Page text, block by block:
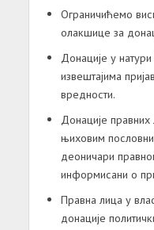
Ограничићемо
олакшице за
Донације у
извештајима
вредности.
Донације правних
њиховим
деоничари
информисани о
Правна лица у
донације